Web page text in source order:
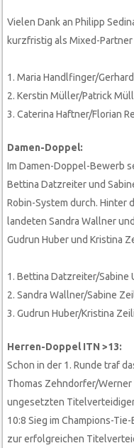
Vielen Dank an Philipp
kurzfristig als Mixed-
1. Maria Handlfinger/
2. Kerstin Müller/Patrick
3. Caterina Haftner/Florian
Damen-Doppel:
Im Damen-Doppel-Bewerb
Bettina Datzreiter und
Robin-System durch. Hinter
landeten Sandra Wallner
Gudrun Huber und Kristina
1. Bettina Datzreiter/Sabine
2. Sandra Wallner/Sabine
3. Gudrun Huber/Kristina
Herren-Doppel ITN >13:
Schon in der 1. Runde traf
Thomas Zehndorfer/
ungesetzten Titelverteidiger
10:8 Sieg im Champions-
zur erfolgreichen